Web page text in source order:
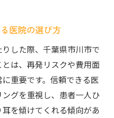
医院の選び方
した際、千葉県市川市で
は、再発リスクや費用面
重要です。信頼できる医
グを重視し、患者一人ひ
を傾けてくれる傾向があ